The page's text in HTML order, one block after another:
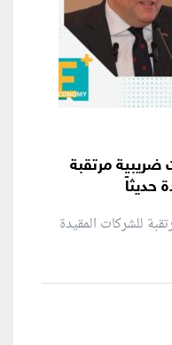
مرتقبة
حديثاً
للشركات المقيدة